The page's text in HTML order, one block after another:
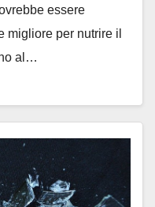
essere
migliore per nutrire il
al…